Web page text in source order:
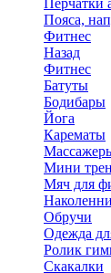
Перчатки
Пояса,
Фитнес
Назад
Фитнес
Батуты
Бодибары
Йога
Карематы
Мини
Мяч для
Обручи
Одежда
Ролик
Скакалки